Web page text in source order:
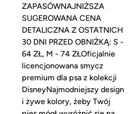
ZAPASÓWNAJNIŻSZA
SUGEROWANA CENA
DETALICZNA Z OSTATNICH
30 DNI PRZED OBNIŻKĄ: S -
64 ZŁ, M - 74 ZŁOficjalnie
licencjonowana smycz
premium dla psa z kolekcji
DisneyNajmodniejszy design
i żywe kolory, żeby Twój